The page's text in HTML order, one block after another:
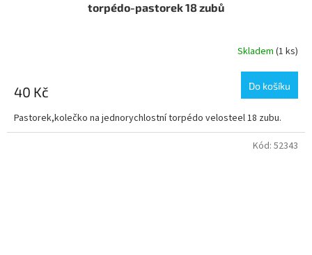
torpédo-pastorek 18 zubů
Skladem (1 ks)
40 Kč Do košíku
Pastorek,kolečko na jednorychlostní torpédo velosteel 18 zubu.
Kód: 52343